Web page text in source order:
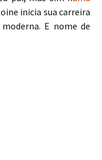
inicia sua carreira
E nome de